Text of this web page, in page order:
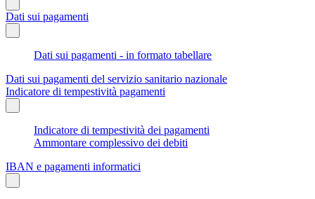
Dati sui pagamenti
Dati sui pagamenti - in formato tabellare
Dati sui pagamenti del servizio sanitario nazionale
Indicatore di tempestività pagamenti
Indicatore di tempestività dei pagamenti
Ammontare complessivo dei debiti
IBAN e pagamenti informatici